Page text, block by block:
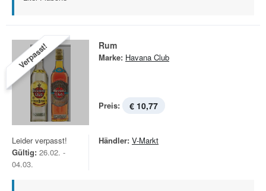
Verpasst! Rum
Marke: Havana Club
Preis: € 10,77
Leider verpasst!
Gültig: 26.02. -
04.03.
Händler: V-Markt